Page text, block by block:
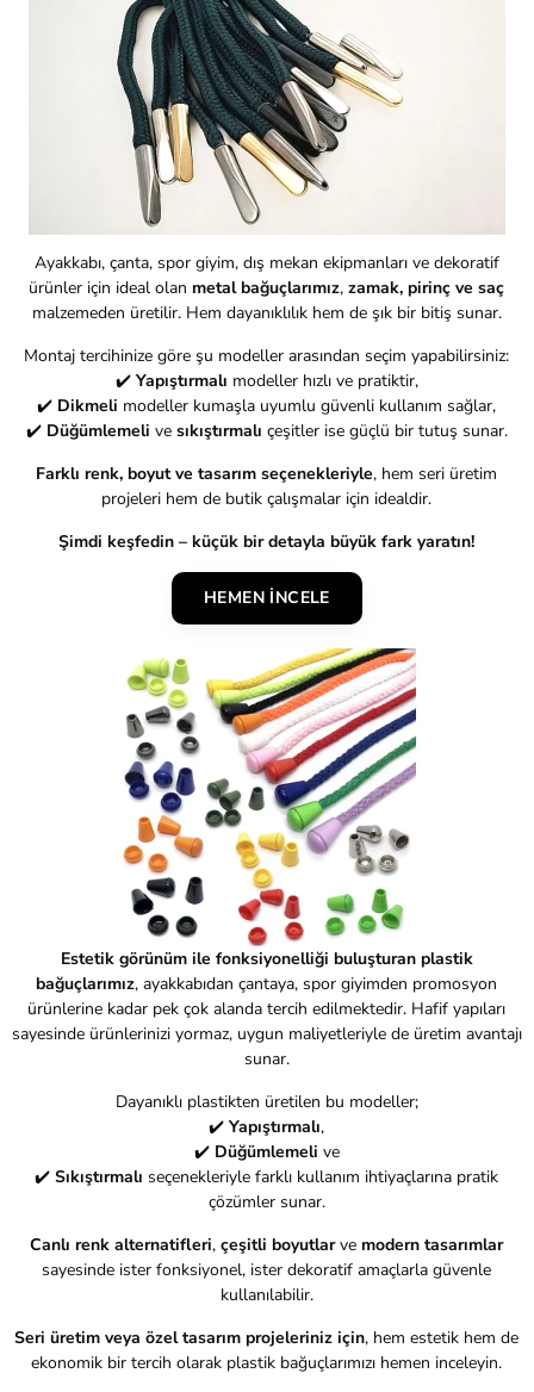
Ayakkabı, çanta, spor giyim, dış mekan ekipmanları ve dekoratif
ürünler için ideal olan metal bağuçlarımız,zamak, pirinç ve saç
malzemeden üretilir. Hem dayanıklılık hem de şık bir bitiş sunar.
Montaj tercihinize göre şu modeller arasından seçim yapabilirsiniz:
✔️ Yapıştırmalı modeller hızlı ve pratiktir,
✔️ Dikmeli modeller kumaşla uyumlu güvenli kullanım sağlar,
✔️ Düğümlemeli ve sıkıştırmalı çeşitler ise güçlü bir tutuş sunar.
Farklı renk, boyut ve tasarım seçenekleriyle, hem seri üretim
projeleri hem de butik çalışmalar için idealdir.
Şimdi keşfedin – küçük bir detayla büyük fark yaratın!
HEMEN İNCELE
Estetik görünüm ile fonksiyonelliği buluşturan plastik
bağuçlarımız, ayakkabıdan çantaya, spor giyimden promosyon
ürünlerine kadar pek çok alanda tercih edilmektedir. Hafif yapıları
sayesinde ürünlerinizi yormaz, uygun maliyetleriyle de üretim avantajı
sunar.
Dayanıklı plastikten üretilen bu modeller;
✔️Yapıştırmalı,
✔️ Düğümlemeli ve
✔️Sıkıştırmalı seçenekleriyle farklı kullanım ihtiyaçlarına pratik
çözümler sunar.
Canlı renk alternatifleri,çeşitli boyutlarve modern tasarımlar
sayesinde ister fonksiyonel, ister dekoratif amaçlarla güvenle
kullanılabilir.
Seri üretim veya özel tasarım projeleriniz için, hem estetik hem de
ekonomik bir tercih olarak plastik bağuçlarımızı hemen inceleyin.